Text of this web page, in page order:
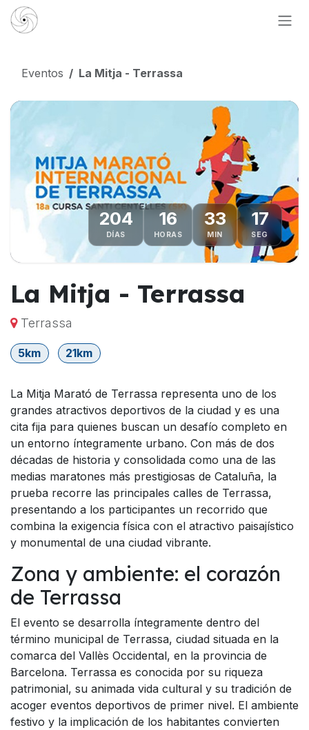
Ir al contenido
Eventos La Mitja - Terrassa
204
DÍAS
16
HORAS
33
MIN
16
SEG
La Mitja - Terrassa
Terrassa
5km 21km
La Mitja Marató de Terrassa representa uno de los
grandes atractivos deportivos de la ciudad y es una
cita fija para quienes buscan un desafío completo en
un entorno íntegramente urbano. Con más de dos
décadas de historia y consolidada como una de las
medias maratones más prestigiosas de Cataluña, la
prueba recorre las principales calles de Terrassa,
presentando a los participantes un recorrido que
combina la exigencia física con el atractivo paisajístico
y monumental de una ciudad vibrante.
Zona y ambiente: el corazón
de Terrassa
El evento se desarrolla íntegramente dentro del
término municipal de Terrassa, ciudad situada en la
comarca del Vallès Occidental, en la provincia de
Barcelona. Terrassa es conocida por su riqueza
patrimonial, su animada vida cultural y su tradición de
acoger eventos deportivos de primer nivel. El ambiente
festivo y la implicación de los habitantes convierten